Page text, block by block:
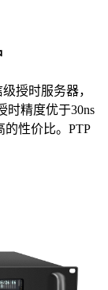
授时服务器，
时精度优于30ns
的性价比。PTP